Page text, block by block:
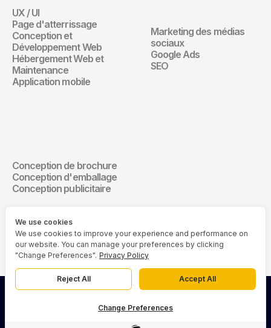
Site Web
UX / UI
Page d'atterrissage
Conception et
Développement Web
Hébergement Web et
Maintenance
Application mobile
Marketing
Marketing des médias
sociaux
Google Ads
SEO
Design de communication
Conception de brochure
Conception d'emballage
Conception publicitaire
© 2026 Asia Media Studio. Tous droits réservés.
We use cookies
We use cookies to improve your experience and performance on
our website. You can manage your preferences by clicking
"Change Preferences". Privacy Policy
Reject All Accept All
Change Preferences